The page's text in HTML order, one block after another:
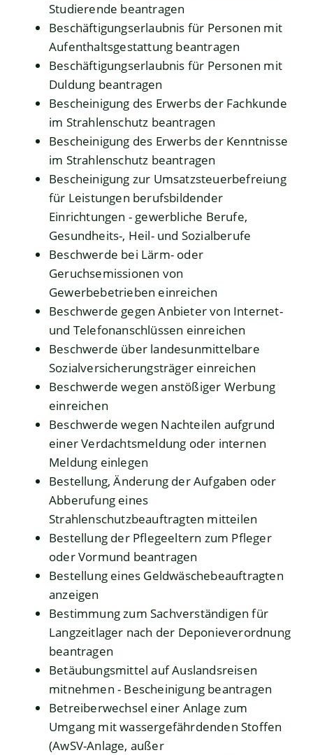
Studierende beantragen
Beschäftigungserlaubnis für Personen mit
Aufenthaltsgestattung beantragen
Beschäftigungserlaubnis für Personen mit
Duldung beantragen
Bescheinigung des Erwerbs der Fachkunde
im Strahlenschutz beantragen
Bescheinigung des Erwerbs der Kenntnisse
im Strahlenschutz beantragen
Bescheinigung zur Umsatzsteuerbefreiung
für Leistungen berufsbildender
Einrichtungen - gewerbliche Berufe,
Gesundheits-, Heil- und Sozialberufe
Beschwerde bei Lärm- oder
Geruchsemissionen von
Gewerbebetrieben einreichen
Beschwerde gegen Anbieter von Internet-
und Telefonanschlüssen einreichen
Beschwerde über landesunmittelbare
Sozialversicherungsträger einreichen
Beschwerde wegen anstößiger Werbung
einreichen
Beschwerde wegen Nachteilen aufgrund
einer Verdachtsmeldung oder internen
Meldung einlegen
Bestellung, Änderung der Aufgaben oder
Abberufung eines
Strahlenschutzbeauftragten mitteilen
Bestellung der Pflegeeltern zum Pfleger
oder Vormund beantragen
Bestellung eines Geldwäschebeauftragten
anzeigen
Bestimmung zum Sachverständigen für
Langzeitlager nach der Deponieverordnung
beantragen
Betäubungsmittel auf Auslandsreisen
mitnehmen - Bescheinigung beantragen
Betreiberwechsel einer Anlage zum
Umgang mit wassergefährdenden Stoffen
(AwSV-Anlage, außer